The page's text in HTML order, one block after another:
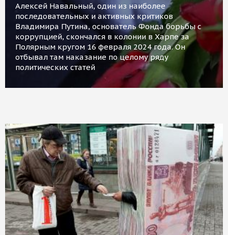
Алексей Навальный, один из наиболее
последовательных и активных критиков
Владимира Путина, основатель Фонда борьбы с
коррупцией, скончался в колонии в Харпе за
Полярным кругом 16 февраля 2024 года. Он
отбывал там наказание по целому ряду
политических статей